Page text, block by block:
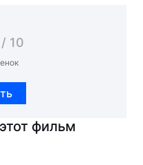
/ 10
фильм